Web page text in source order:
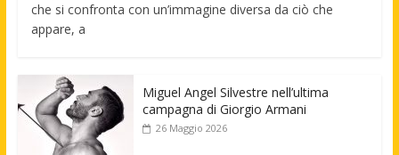
che si confronta con un’immagine diversa da ciò che
appare, a
Miguel Angel Silvestre nell’ultima
campagna di Giorgio Armani
26 Maggio 2026